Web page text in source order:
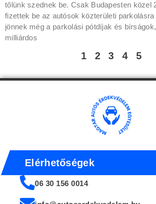
tőlünk szednek be. Csak Budapesten közel
fizettek be az autósok közterületi parkolásra
jönnek még a parkolási pótdíjak és
milliárdos
1 2 3 4 5
Elérhetőségek
06 30 156 0014